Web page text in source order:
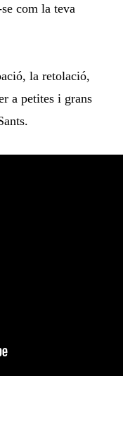
com la teva
la retolació,
a petites i grans